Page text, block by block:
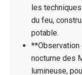
les
du feu,
potable.
nocturne des
lumineuse,